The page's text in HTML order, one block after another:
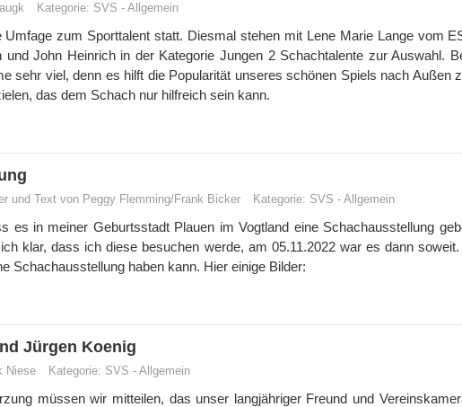
Kategorie: SVS - Allgemein
zum Sporttalent statt. Diesmal stehen mit Lene Marie Lange vom
John Heinrich in der Kategorie Jungen 2 Schachtalente zur Auswahl.
sehr viel, denn es hilft die Popularität unseres schönen Spiels nach Außen
das dem Schach nur hilfreich sein kann.
und Text von Peggy Flemming/Frank Bicker Kategorie: SVS - Allgemein
es in meiner Geburtsstadt Plauen im Vogtland eine Schachausstellung
klar, dass ich diese besuchen werde, am 05.11.2022 war es dann
Schachausstellung haben kann. Hier einige Bilder:
Jürgen Koenig
Niese Kategorie: SVS - Allgemein
müssen wir mitteilen, das unser langjähriger Freund und